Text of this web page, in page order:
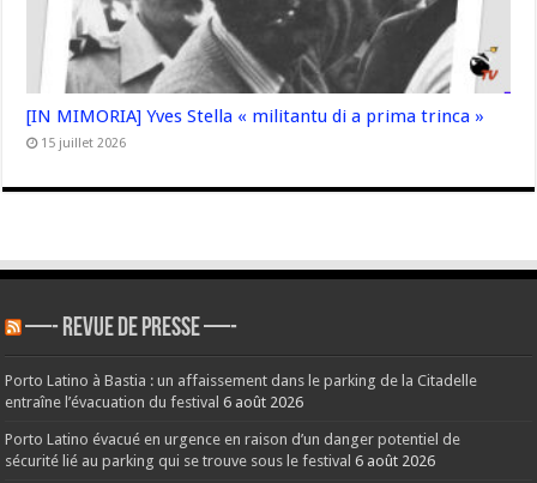
[IN MIMORIA] Yves Stella « militantu di a prima trinca »
15 juillet 2026
—- REVUE DE PRESSE —-
Porto Latino à Bastia : un affaissement dans le parking de la Citadelle
entraîne l’évacuation du festival 6 août 2026
Porto Latino évacué en urgence en raison d’un danger potentiel de
sécurité lié au parking qui se trouve sous le festival 6 août 2026